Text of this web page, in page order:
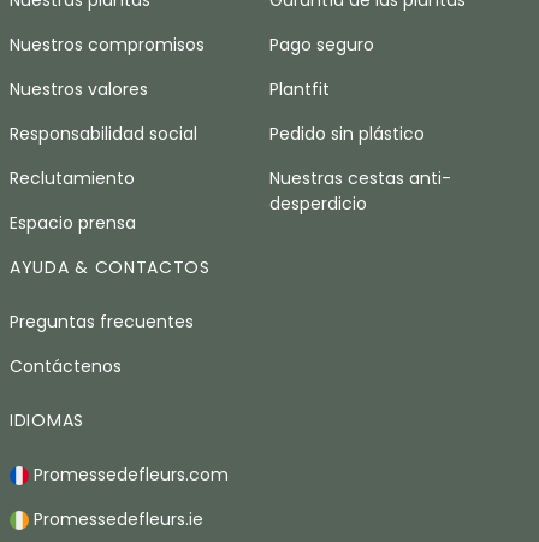
Nuestros compromisos
Nuestros valores
Responsabilidad social
Reclutamiento
Espacio prensa
Pago seguro
Plantfit
Pedido sin plástico
Nuestras cestas anti-
desperdicio
AYUDA & CONTACTOS
Preguntas frecuentes
Contáctenos
IDIOMAS
Promessedefleurs.com
Promessedefleurs.ie